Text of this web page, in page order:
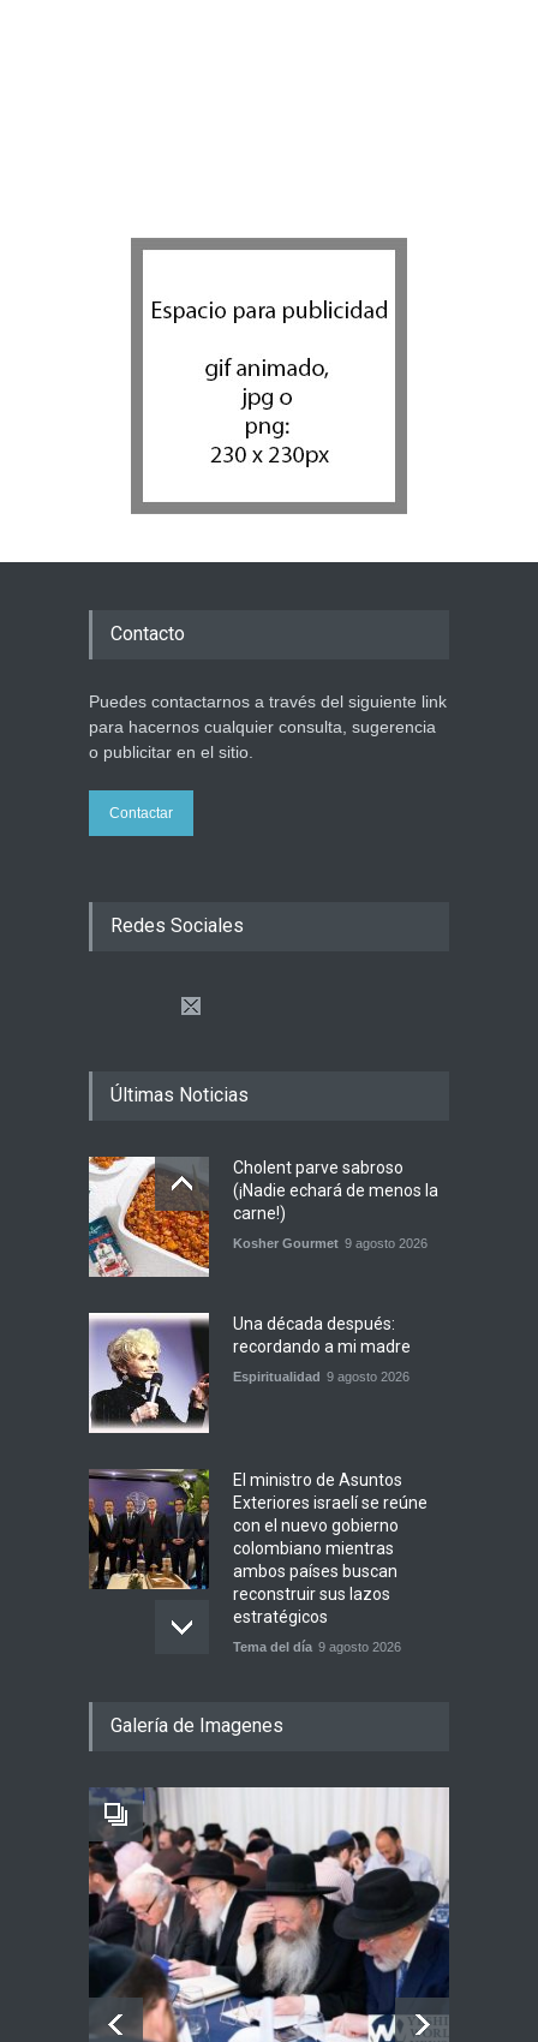
Contacto
Puedes contactarnos a través del siguiente link
para hacernos cualquier consulta, sugerencia
o publicitar en el sitio.
Contactar
Redes Sociales
Últimas Noticias
Cholent parve sabroso
(¡Nadie echará de menos la
carne!)
Kosher Gourmet 9 agosto 2026
Una década después:
recordando a mi madre
Espiritualidad 9 agosto 2026
El ministro de Asuntos
Exteriores israelí se reúne
con el nuevo gobierno
colombiano mientras
ambos países buscan
reconstruir sus lazos
estratégicos
Tema del día 9 agosto 2026
comienza tu mañana con
Un científico israelí ayuda a
descubrir nuevas
posibilidades para las
tecnologías basadas en la
luz
Ciencia y Salud 9 agosto 2026
Galería de Imagenes